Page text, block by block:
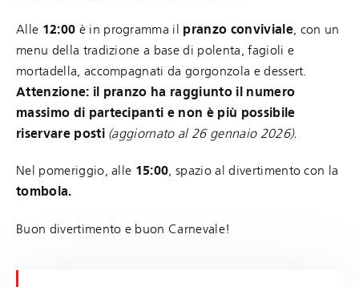
Alle 12:00 è in programma il pranzo conviviale, con un
menu della tradizione a base di polenta, fagioli e
mortadella, accompagnati da gorgonzola e dessert.
Attenzione: il pranzo ha raggiunto il numero
massimo di partecipanti e non è più possibile
riservare posti (aggiornato al 26 gennaio 2026).
Nel pomeriggio, alle 15:00, spazio al divertimento con la
tombola.
Buon divertimento e buon Carnevale!